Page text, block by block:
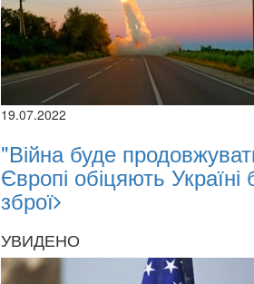
19.07.2022
"Війна буде
Європі обіцяють Україні
зброї
УВИДЕНО